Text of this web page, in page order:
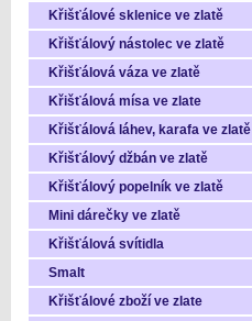
Křišťálové sklenice ve zlatě
Křišťálový nástolec ve zlatě
Křišťálová váza ve zlatě
Křišťálová mísa ve zlate
Křišťálová láhev, karafa ve zlatě
Křišťálový džbán ve zlatě
Křišťálový popelník ve zlatě
Mini dárečky ve zlatě
Křišťálová svítidla
Smalt
Křišťálové zboží ve zlate